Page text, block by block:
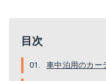
目次
車中泊用のカー